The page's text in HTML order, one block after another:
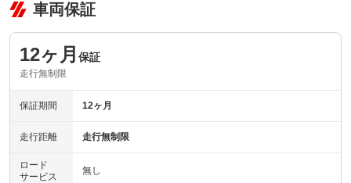
車両保証
12ヶ月 保証
走行無制限
保証期間 12ヶ月
走行距離 走行無制限
ロード
サービス
無し